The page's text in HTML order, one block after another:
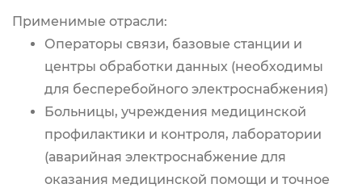
Применимые отрасли:
Операторы связи, базовые станции и
центры обработки данных (необходимы
для бесперебойного электроснабжения)
Больницы, учреждения медицинской
профилактики и контроля, лаборатории
(аварийная электроснабжение для
оказания медицинской помощи и точное